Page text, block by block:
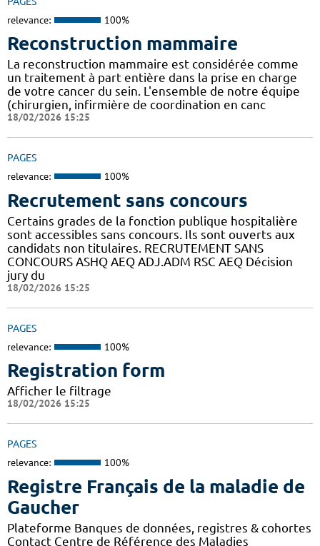
relevance: 100%
Reconstruction mammaire
La reconstruction mammaire est considérée comme
un traitement à part entière dans la prise en charge
de votre cancer du sein. L'ensemble de notre équipe
(chirurgien, infirmière de coordination en canc
18/02/2026 15:25
PAGES
relevance: 100%
Recrutement sans concours
Certains grades de la fonction publique hospitalière
sont accessibles sans concours. Ils sont ouverts aux
candidats non titulaires. RECRUTEMENT SANS
CONCOURS ASHQ AEQ ADJ.ADM RSC AEQ Décision
jury du
18/02/2026 15:25
PAGES
relevance: 100%
Registration form
Afficher le filtrage
18/02/2026 15:25
PAGES
relevance: 100%
Registre Français de la maladie de
Gaucher
Plateforme Banques de données, registres & cohortes
Contact Centre de Référence des Maladies